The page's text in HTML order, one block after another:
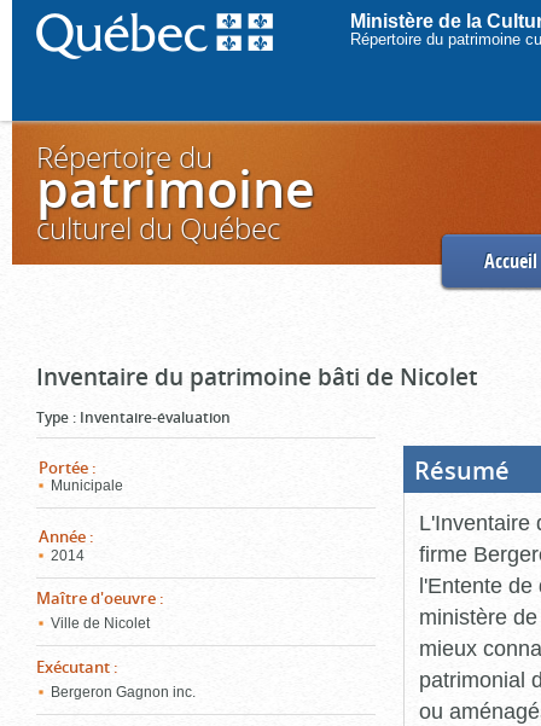
Ministère de la
Répertoire du patrimoine
Répertoire du
patrimoine
culturel du Québec
Accueil
Inventaire du patrimoine bâti de Nicolet
Type : Inventaire-évaluation
Portée :
Municipale
Année :
2014
Maître d'oeuvre :
Ville de Nicolet
Exécutant :
Bergeron Gagnon inc.
Résumé
L'Inventaire
firme
l'Entente de
ministère
mieux
patrimonial
ou